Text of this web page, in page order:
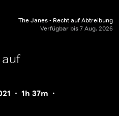
The Janes - Recht auf Abtreibung
Verfügbar bis 7 Aug. 2026
1h 37m